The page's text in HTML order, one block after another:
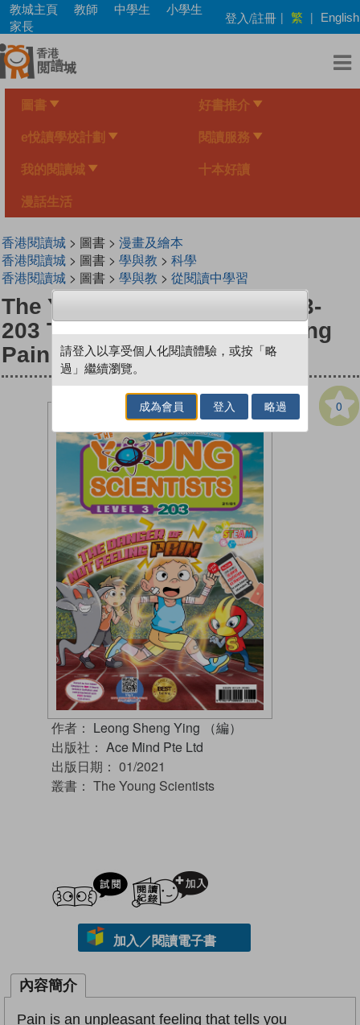
Skip
main
content
教城主頁 教師 中學生
小學生
家長
登入/註冊 | 繁 | English
圖書 好書推介
e悅讀學校計劃 閱讀服務
我的閱讀城 十本好讀
漫話生活
香港閱讀城> 圖書 > 漫畫及繪本
香港閱讀城> 圖書 > 學與教 > 科學
香港閱讀城> 圖書 > 學與教 > 從閱讀中學習
The Young Scientists Level 3-
203 The Danger Of Not Feeling
Pain
0
作者： Leong Sheng Ying （編）
出版社： Ace Mind Pte Ltd
出版日期： 01/2021
叢書： The Young Scientists
試閲
加入／閱讀電子書
內容簡介
Pain is an unpleasant feeling that tells you
請登入以享受個人化閱讀體驗，或按「略
過」繼續瀏覽。
成為會員 登入 略過